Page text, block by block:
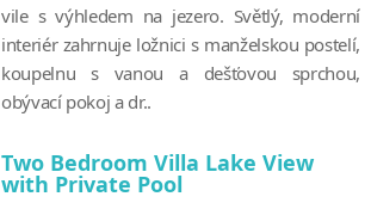
vile s výhledem na jezero. Světlý, moderní
interiér zahrnuje ložnici s manželskou postelí,
koupelnu s vanou a dešťovou sprchou,
obývací pokoj a dr..
Two Bedroom Villa Lake View
with Private Pool